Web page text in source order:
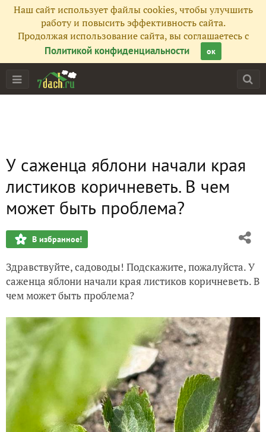
Наш сайт использует файлы cookies, чтобы улучшить
работу и повысить эффективность сайта.
Продолжая использование сайта, вы соглашаетесь с
Политикой конфиденциальности
ок
У саженца яблони начали края
листиков коричневеть. В чем
может быть проблема?
В избранное!
Здравствуйте, садоводы! Подскажите, пожалуйста. У
саженца яблони начали края листиков коричневеть. В
чем может быть проблема?